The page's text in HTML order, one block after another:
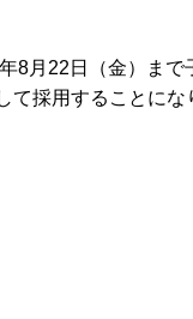
8月22日（金）まで
採用することにな